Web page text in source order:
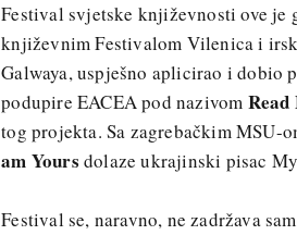
Festival svjetske književnosti ove je
književnim Festivalom Vilenica i
Galwaya, uspješno aplicirao i
podupire EACEA pod nazivom Read
tog projekta. Sa zagrebačkim MSU-
am Yours dolaze ukrajinski pisac
Festival se, naravno, ne zadržava